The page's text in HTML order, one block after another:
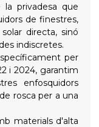
la privadesa que
de finestres,
directa, sinó
indiscretes.
per
i 2024, garantim
enfosquidors
rosca per a una
materials d'alta